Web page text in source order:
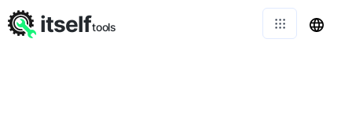
itselftools